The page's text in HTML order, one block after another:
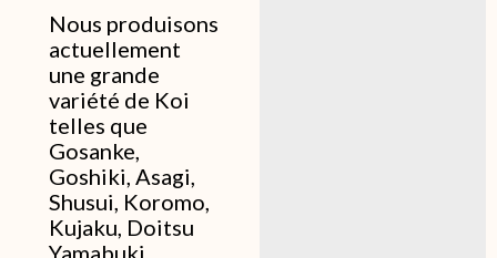
Nous produisons
actuellement
une grande
variété de Koi
telles que
Gosanke,
Goshiki, Asagi,
Shusui, Koromo,
Kujaku, Doitsu
Yamabuki,